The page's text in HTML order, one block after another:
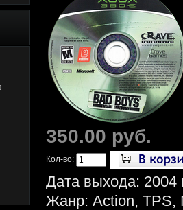
350.00 руб.
Кол-во:
Дата выхода: 2004
Жанр: Action, TPS,